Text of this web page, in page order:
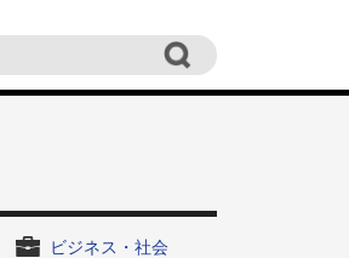
ビジネス・社会